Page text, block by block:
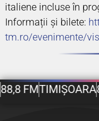
italiene incluse în
Informații și bilete:
tm.ro/evenimente/
FMTIMIȘOARA